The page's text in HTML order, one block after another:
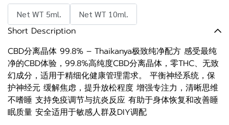
Net WT 5ml. Net WT 10ml.
Short Description
CBD分离晶体 99.8% – Thaikanya极致纯净配方 感受最纯
净的CBD体验，99.8%高纯度CBD分离晶体，零THC、无致
幻成分，适用于精细化健康管理需求。 平衡神经系统，保
护神经元 缓解焦虑，提升放松程度 增强专注力，清晰思维
不嗜睡 支持免疫调节与抗炎反应 有助于身体恢复和改善睡
眠质量 安全适用于敏感人群及DIY调配